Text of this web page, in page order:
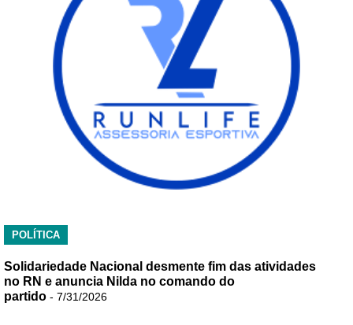
POLÍTICA
Solidariedade Nacional desmente fim das atividades
no RN e anuncia Nilda no comando do
partido - 7/31/2026